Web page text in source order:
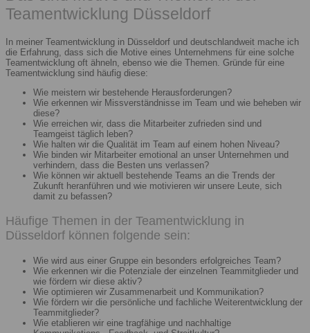
Teamentwicklung Düsseldorf
In meiner Teamentwicklung in Düsseldorf und deutschlandweit mache ich
die Erfahrung, dass sich die Motive eines Unternehmens für eine solche
Teamentwicklung oft ähneln, ebenso wie die Themen. Gründe für eine
Teamentwicklung sind häufig diese:
Wie meistern wir bestehende Herausforderungen?
Wie erkennen wir Missverständnisse im Team und wie beheben wir
diese?
Wie erreichen wir, dass die Mitarbeiter zufrieden sind und
Teamgeist täglich leben?
Wie halten wir die Qualität im Team auf einem hohen Niveau?
Wie binden wir Mitarbeiter emotional an unser Unternehmen und
verhindern, dass die Besten uns verlassen?
Wie können wir aktuell bestehende Teams an die Trends der
Zukunft heranführen und wie motivieren wir unsere Leute, sich
damit zu befassen?
Häufige Themen in der Teamentwicklung in
Düsseldorf können folgende sein:
Wie wird aus einer Gruppe ein besonders erfolgreiches Team?
Wie erkennen wir die Potenziale der einzelnen Teammitglieder und
wie fördern wir diese aktiv?
Wie optimieren wir Zusammenarbeit und Kommunikation?
Wie fördern wir die persönliche und fachliche Weiterentwicklung der
Teammitglieder?
Wie etablieren wir eine tragfähige und nachhaltige